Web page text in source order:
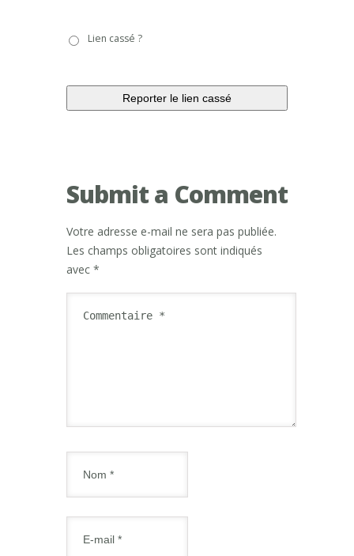
casséLien cassé ?
Submit a Comment
Votre adresse e-mail ne sera pas publiée.
Les champs obligatoires sont indiqués
avec *